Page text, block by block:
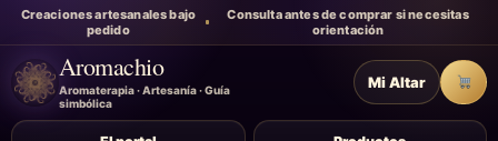
Creaciones artesanales bajo
pedido
Consulta antes de comprar si necesitas
orientación
Aromachio
Aromaterapia · Artesanía · Guía
simbólica
Mi Altar